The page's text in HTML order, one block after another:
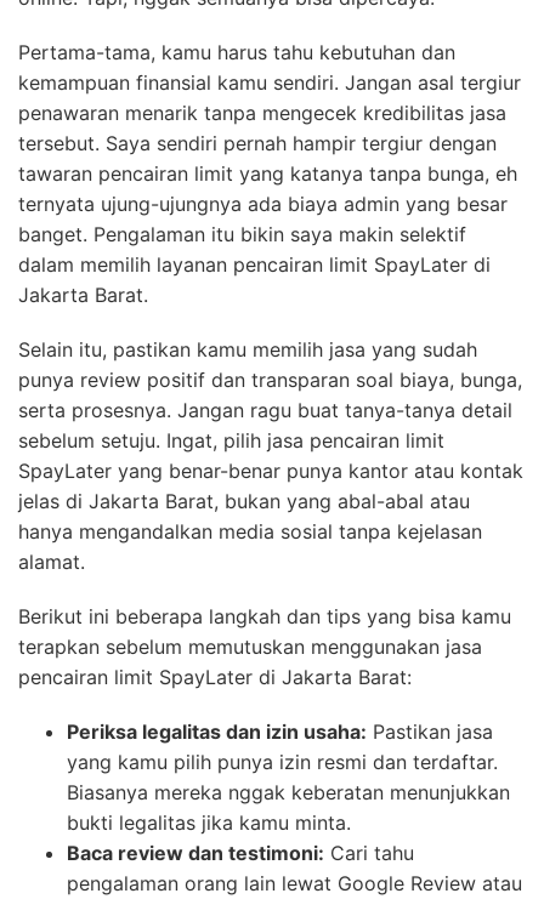
Pertama-tama, kamu harus tahu kebutuhan dan
kemampuan finansial kamu sendiri. Jangan asal tergiur
penawaran menarik tanpa mengecek kredibilitas jasa
tersebut. Saya sendiri pernah hampir tergiur dengan
tawaran pencairan limit yang katanya tanpa bunga, eh
ternyata ujung-ujungnya ada biaya admin yang besar
banget. Pengalaman itu bikin saya makin selektif
dalam memilih layanan pencairan limit SpayLater di
Jakarta Barat.
Selain itu, pastikan kamu memilih jasa yang sudah
punya review positif dan transparan soal biaya, bunga,
serta prosesnya. Jangan ragu buat tanya-tanya detail
sebelum setuju. Ingat, pilih jasa pencairan limit
SpayLater yang benar-benar punya kantor atau kontak
jelas di Jakarta Barat, bukan yang abal-abal atau
hanya mengandalkan media sosial tanpa kejelasan
alamat.
Berikut ini beberapa langkah dan tips yang bisa kamu
terapkan sebelum memutuskan menggunakan jasa
pencairan limit SpayLater di Jakarta Barat:
Periksa legalitas dan izin usaha: Pastikan jasa
yang kamu pilih punya izin resmi dan terdaftar.
Biasanya mereka nggak keberatan menunjukkan
bukti legalitas jika kamu minta.
Baca review dan testimoni: Cari tahu
pengalaman orang lain lewat Google Review atau